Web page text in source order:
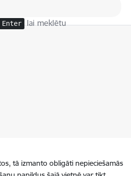
Enter lai meklētu
tā izmanto obligāti nepieciešamās